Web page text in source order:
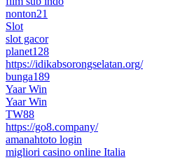
nonton21
Slot
slot gacor
planet128
https://idikabsorongselatan.org/
bunga189
Yaar Win
Yaar Win
TW88
https://go8.company/
amanahtoto login
migliori casino online Italia